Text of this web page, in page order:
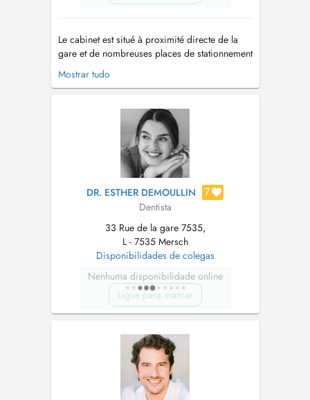
Le cabinet est situé à proximité directe de la
gare et de nombreuses places de stationnement
gratuites. Traitements conservateurs /
Conservative rehabilitation, Réhabilitations
sourire / Esthetic dentistry....
Mostrar tudo
DR. ESTHER DEMOULLIN 7
Dentista
33 Rue de la gare 7535,
L - 7535 Mersch
Disponibilidades de colegas
Nenhuma disponibilidade online
Ligue para marcar